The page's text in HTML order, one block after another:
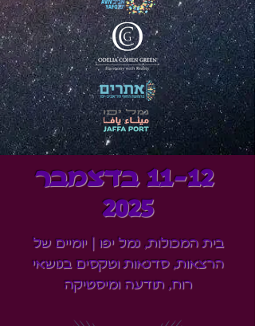
11-12 בדצמבר
2025
בית המכולות, נמל יפו | יומיים של
הרצאות, סדנאות וטקסים בנושאי
רוח, תודעה ומיסטיקה